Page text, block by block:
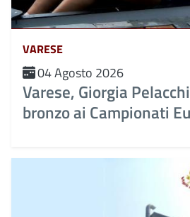
VARESE
04 Agosto 2026
Varese, Giorgia
bronzo ai Campionati